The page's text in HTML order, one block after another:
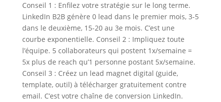
Conseil 1 : Enfilez votre stratégie sur le long terme.
LinkedIn B2B génère 0 lead dans le premier mois, 3-5
dans le deuxième, 15-20 au 3e mois. C’est une
courbe exponentielle. Conseil 2 : Impliquez toute
l’équipe. 5 collaborateurs qui postent 1x/semaine =
5x plus de reach qu’1 personne postant 5x/semaine.
Conseil 3 : Créez un lead magnet digital (guide,
template, outil) à télécharger gratuitement contre
email. C’est votre chaîne de conversion LinkedIn.